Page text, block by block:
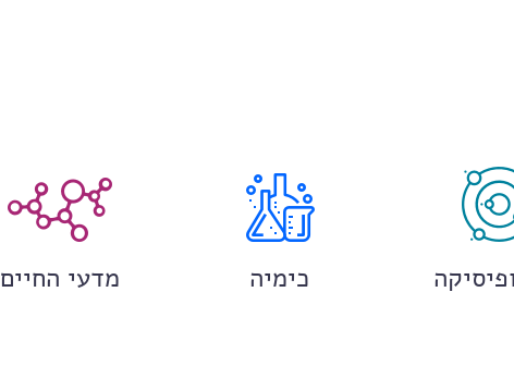
כימיה מדעי החיים